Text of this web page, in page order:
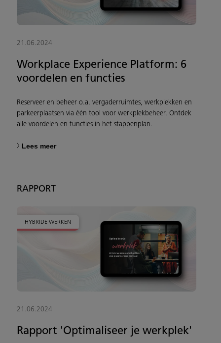
21.06.2024
Workplace Experience Platform: 6
voordelen en functies
Reserveer en beheer o.a. vergaderruimtes, werkplekken en
parkeerplaatsen via één tool voor werkplekbeheer. Ontdek
alle voordelen en functies in het stappenplan.
Lees meer
RAPPORT
HYBRIDE WERKEN
21.06.2024
Rapport 'Optimaliseer je werkplek'